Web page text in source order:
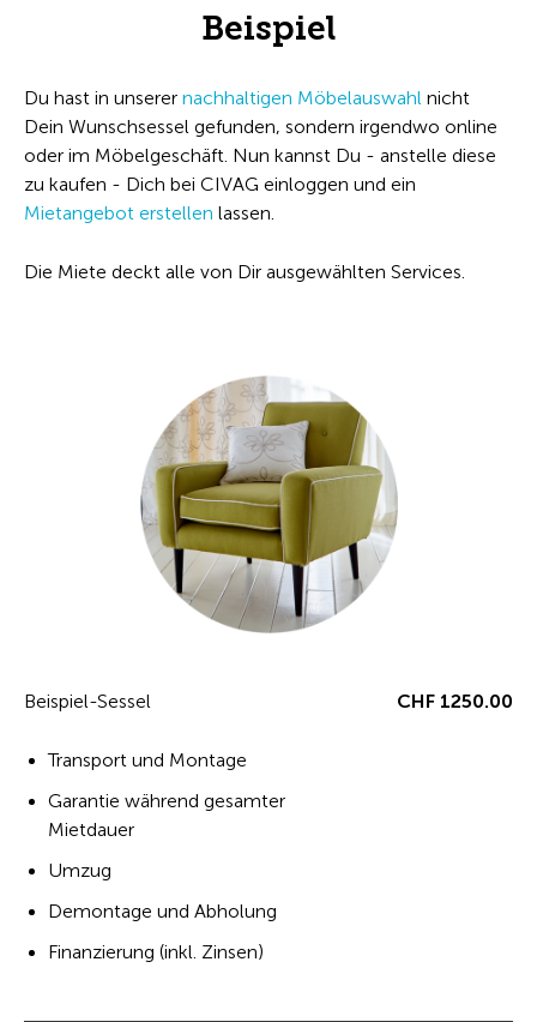
Beispiel
Du hast in unserer nachhaltigen Möbelauswahl nicht
Dein Wunschsessel gefunden, sondern irgendwo online
oder im Möbelgeschäft. Nun kannst Du - anstelle diese
zu kaufen - Dich bei CIVAG einloggen und ein
Mietangebot erstellen lassen.
Die Miete deckt alle von Dir ausgewählten Services.
Beispiel-Sessel
Transport und Montage
Garantie während gesamter
Mietdauer
Umzug
Demontage und Abholung
Finanzierung (inkl. Zinsen)
CHF 1250.00